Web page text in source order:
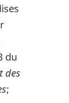
du
des
;